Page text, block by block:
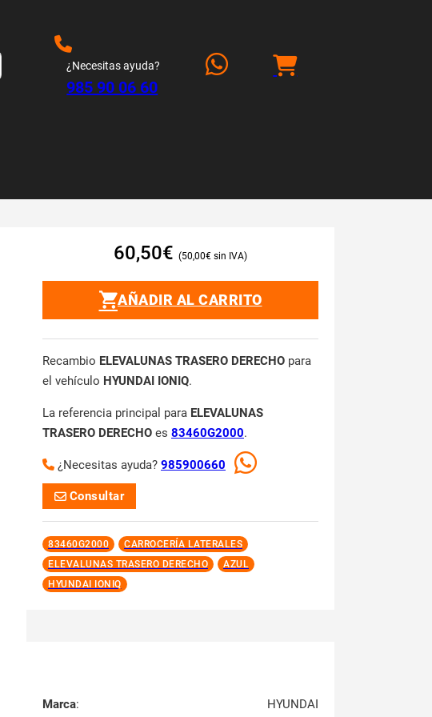
¿Necesitas ayuda?
985 90 06 60
60,50€ 50,00€
AÑADIR AL CARRITO
Recambio ELEVALUNAS TRASERO DERECHO para
el vehículo HYUNDAI IONIQ.
La referencia principal para ELEVALUNAS
TRASERO DERECHO es 83460G2000.
¿Necesitas ayuda? 985900660
Consultar
83460G2000
CARROCERÍA LATERALES
ELEVALUNAS TRASERO DERECHO
AZUL
HYUNDAI IONIQ
Marca:
HYUNDAI